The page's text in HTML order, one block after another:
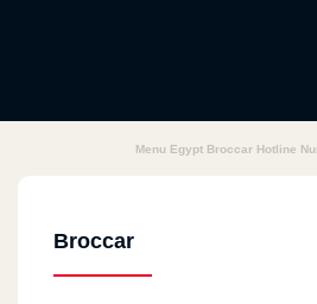
Menu Egypt Broccar Hotline
Broccar